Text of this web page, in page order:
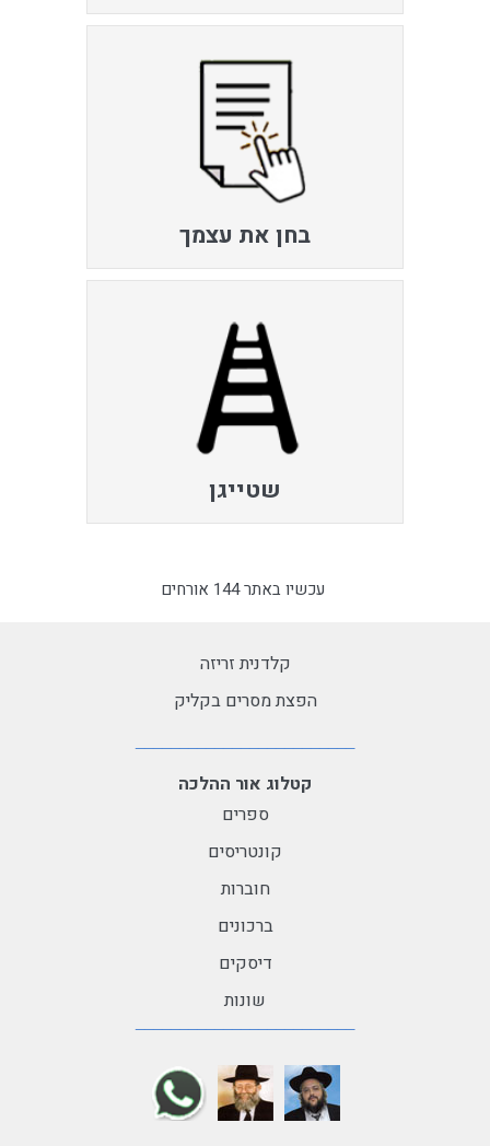
בחן את עצמך
שטייגן
עכשיו באתר 144 אורחים
קלדנית זריזה
הפצת מסרים בקליק
קטלוג אור ההלכה
ספרים
קונטריסים
חוברות
ברכונים
דיסקים
שונות